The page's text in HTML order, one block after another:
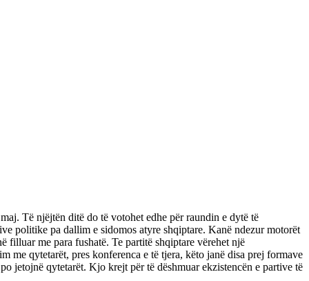
Të njëjtën ditë do të votohet edhe për raundin e dytë të
politike pa dallim e sidomos atyre shqiptare. Kanë ndezur motorët
filluar me para fushatë. Te partitë shqiptare vërehet një
me qytetarët, pres konferenca e të tjera, këto janë disa prej formave
jetojnë qytetarët. Kjo krejt për të dëshmuar ekzistencën e partive të